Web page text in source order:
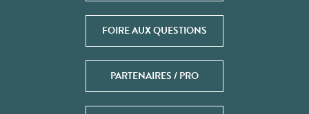
FOIRE AUX QUESTIONS
PARTENAIRES / PRO